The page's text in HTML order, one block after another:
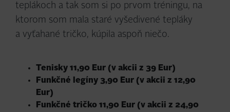
teplákoch a tak som si po prvom tréningu, na
ktorom som mala staré vyšedivené tepláky
a vyťahané tričko, kúpila aspoň niečo.
Tenisky 11,90 Eur (v akcii z 39 Eur)
Funkčné legíny 3,90 Eur (v akcii z 12,90
Eur)
Funkčné tričko 11,90 Eur (v akcii z 24,90